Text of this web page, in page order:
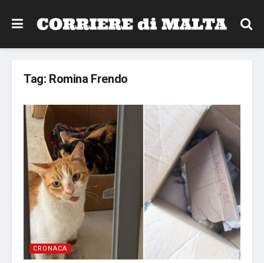
Tag: Romina Frendo
CRONACA